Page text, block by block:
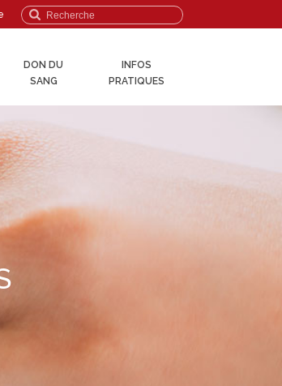
DON DU
SANG
INFOS
PRATIQUES